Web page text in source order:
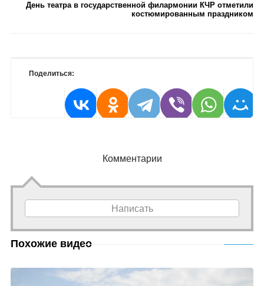
День театра в государственной филармонии КЧР отметили
костюмированным праздником
Поделиться:
Комментарии
Написать
Похожие видео